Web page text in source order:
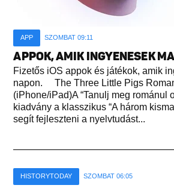
APP SZOMBAT 09:11
APPOK, AMIK INGYENESEK
Fizetős iOS appok és játékok, amik
napon. The Three Little Pigs
(iPhone/iPad)A “Tanulj meg románul
kiadvány a klasszikus “A három
segít fejleszteni a nyelvtudást...
HISTORYTODAY SZOMBAT 06:05